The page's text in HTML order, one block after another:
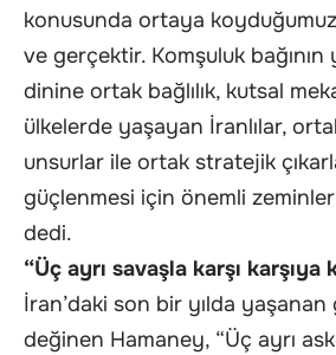
konusunda ortaya
ve gerçektir. Komşuluk bağının
dinine ortak bağlılık, kutsal
ülkelerde yaşayan İranlılar,
unsurlar ile ortak stratejik
güçlenmesi için önemli
dedi.
“Üç ayrı savaşla karşı karşıya
İran’daki son bir yılda yaşanan
değinen Hamaney, “Üç ayrı